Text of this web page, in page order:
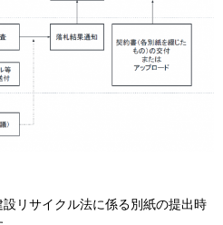
リサイクル法に係る別紙の提出時